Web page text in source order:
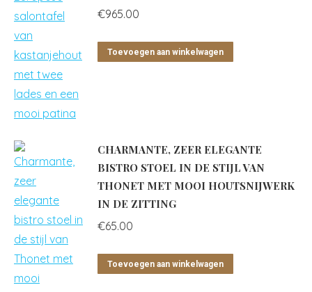
€965.00
Toevoegen aan winkelwagen
CHARMANTE, ZEER ELEGANTE
BISTRO STOEL IN DE STIJL VAN
THONET MET MOOI HOUTSNIJWERK
IN DE ZITTING
€65.00
Toevoegen aan winkelwagen